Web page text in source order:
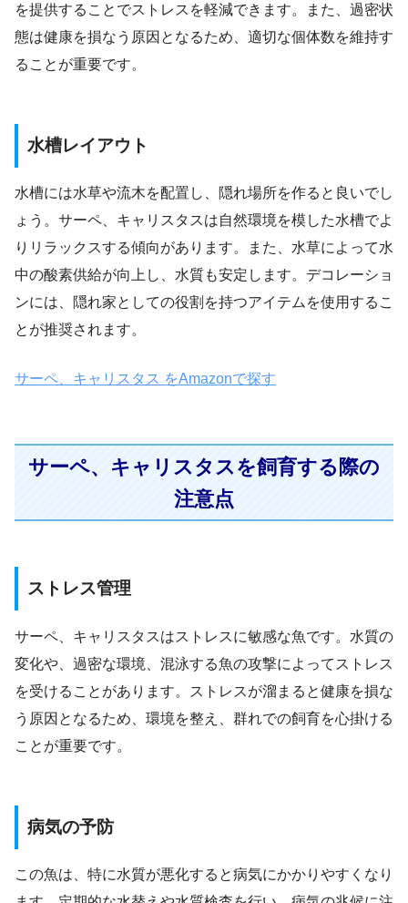
を提供することでストレスを軽減できます。また、過密状
態は健康を損なう原因となるため、適切な個体数を維持す
ることが重要です。
水槽レイアウト
水槽には水草や流木を配置し、隠れ場所を作ると良いでし
ょう。サーペ、キャリスタスは自然環境を模した水槽でよ
りリラックスする傾向があります。また、水草によって水
中の酸素供給が向上し、水質も安定します。デコレーショ
ンには、隠れ家としての役割を持つアイテムを使用するこ
とが推奨されます。
サーペ、キャリスタス をAmazonで探す
サーペ、キャリスタスを飼育する際の
注意点
ストレス管理
サーペ、キャリスタスはストレスに敏感な魚です。水質の
変化や、過密な環境、混泳する魚の攻撃によってストレス
を受けることがあります。ストレスが溜まると健康を損な
う原因となるため、環境を整え、群れでの飼育を心掛ける
ことが重要です。
病気の予防
この魚は、特に水質が悪化すると病気にかかりやすくなり